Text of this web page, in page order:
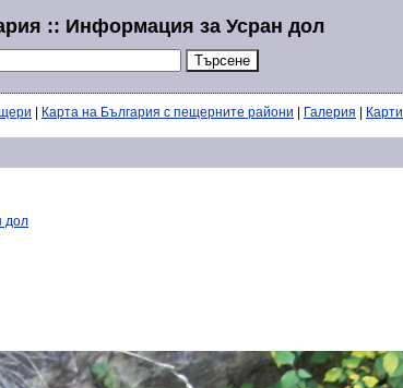
:: Информация за Усран дол
Карта на България с пещерните райони Галерия Карти
дол